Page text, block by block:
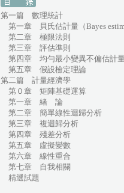
第一篇 數理統計
第一章 貝氏估計量（Bayes
第二章 極限法則
第三章 評估準則
第四章 均勻最小變異不偏估計
第五章 假設檢定理論
第二篇 計量經濟學
第０章 矩陣基礎運算
第一章 緒 論
第二章 簡單線性迴歸分析
第三章 複迴歸分析
第四章 殘差分析
第五章 虛擬變數
第六章 線性重合
第七章 自我相關
精選試題